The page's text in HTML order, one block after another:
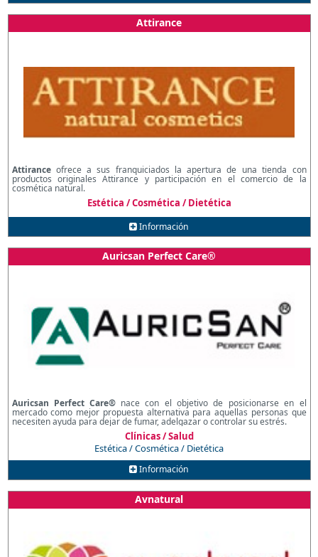
Attirance
Attirance ofrece a sus franquiciados la apertura de una tienda con
productos originales Attirance y participación en el comercio de la
cosmética natural.
Estética / Cosmética / Dietética
Información
Auricsan Perfect Care®
Auricsan Perfect Care®nace con el objetivo de posicionarse en el
mercado como mejor propuesta alternativa para aquellas personas que
necesiten ayuda para dejar de fumar, adelgazar o controlar su estrés.
Clínicas / Salud
Estética / Cosmética / Dietética
Información
Avnatural